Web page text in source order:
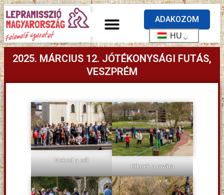
ADAKOZOM
HU
2025. MÁRCIUS 12. JÓTÉKONYSÁGI FUTÁS,
VESZPRÉM
Neked a cél
Kiknek a javára